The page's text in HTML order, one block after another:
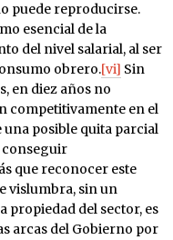
puede reproducirse.
esencial de la
del nivel salarial, al ser
obrero.[vi] Sin
en diez años no
competitivamente en el
posible quita parcial
conseguir
que reconocer este
vislumbra, sin un
propiedad del sector, es
arcas del Gobierno por